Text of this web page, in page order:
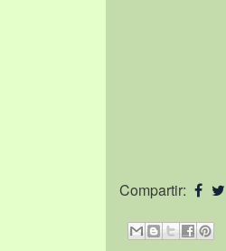
Compartir: